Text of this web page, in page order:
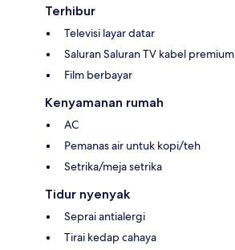
Terhibur
Televisi layar datar
Saluran Saluran TV kabel premium
Film berbayar
Kenyamanan rumah
AC
Pemanas air untuk kopi/teh
Setrika/meja setrika
Tidur nyenyak
Seprai antialergi
Tirai kedap cahaya